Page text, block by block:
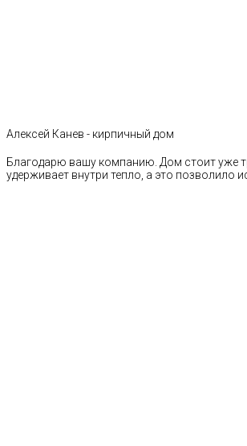
Алексей Канев - кирпичный дом
Благодарю вашу компанию. Дом стоит уже
удерживает внутри тепло, а это